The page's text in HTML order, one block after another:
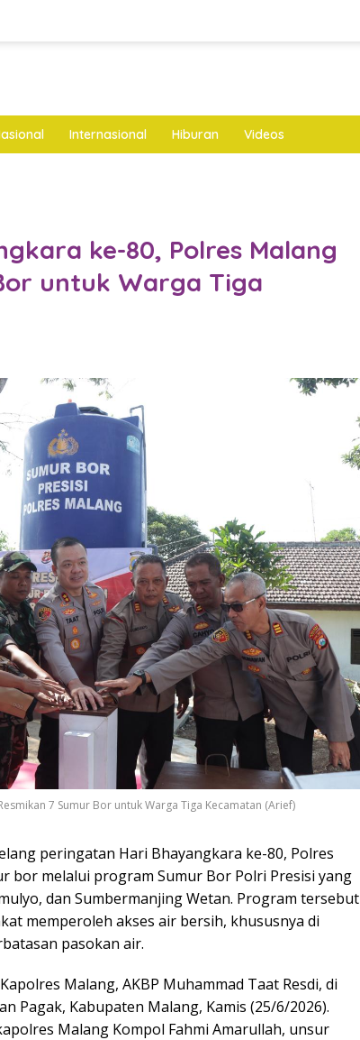
Internasional Hiburan Videos
ke-80, Polres Malang
untuk Warga Tiga
7 Sumur Bor untuk Warga Tiga Kecamatan (Arief)
peringatan Hari Bhayangkara ke-80, Polres
bor melalui program Sumur Bor Polri Presisi yang
dan Sumbermanjing Wetan. Program tersebut
memperoleh akses air bersih, khususnya di
pasokan air.
Malang, AKBP Muhammad Taat Resdi, di
Pagak, Kabupaten Malang, Kamis (25/6/2026).
Malang Kompol Fahmi Amarullah, unsur